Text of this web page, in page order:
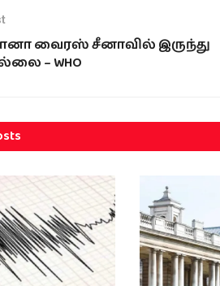
வைரஸ் சீனாவில் இருந்து
– WHO